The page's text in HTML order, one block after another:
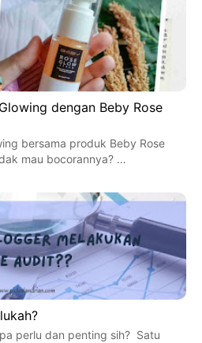
dengan Beby Rose
bersama produk Beby Rose
mau bocorannya? …
perlu dan penting sih? Satu